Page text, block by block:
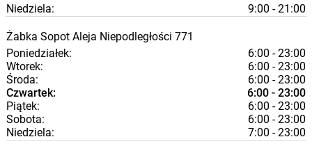
Niedziela:
9:00 - 21:00
Żabka Sopot Aleja Niepodległości 771
Poniedziałek:
6:00 - 23:00
Wtorek:
6:00 - 23:00
Środa:
6:00 - 23:00
Czwartek:
6:00 - 23:00
Piątek:
6:00 - 23:00
Sobota:
6:00 - 23:00
Niedziela:
7:00 - 23:00